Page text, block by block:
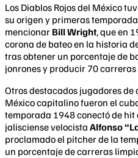
Los Diablos Rojos del México
su origen y primeras
mencionar Bill Wright, que en
corona de bateo en la historia
tras obtener un porcentaje de
jonrones y producir 70
Otros destacados jugadores
México capitalino fueron el
temporada 1948 conectó de hit
jalisciense velocista Alfonso
proclamado el pitcher de la
un porcentaje de carreras